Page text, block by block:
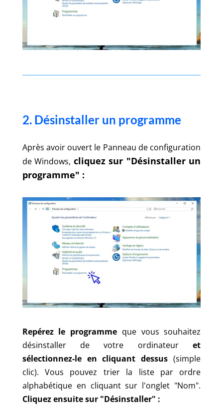
2. Désinstaller un programme
Après avoir ouvert le Panneau de configuration
de Windows, cliquez sur "Désinstaller un
programme" :
Repérez le programme que vous souhaitez
désinstaller de votre ordinateuret
sélectionnez-le en cliquant dessus (simple
clic). Vous pouvez trier la liste par ordre
alphabétique en cliquant sur l'onglet "Nom".
Cliquez ensuite sur "Désinstaller" :